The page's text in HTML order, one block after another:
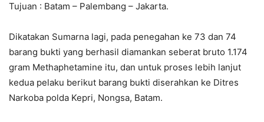
Tujuan : Batam – Palembang – Jakarta.
Dikatakan Sumarna lagi, pada penegahan ke 73 dan 74
barang bukti yang berhasil diamankan seberat bruto 1.174
gram Methaphetamine itu, dan untuk proses lebih lanjut
kedua pelaku berikut barang bukti diserahkan ke Ditres
Narkoba polda Kepri, Nongsa, Batam.